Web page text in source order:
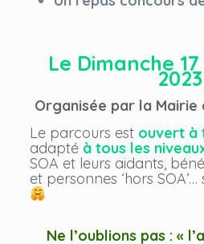
Le Dimanche
2023
Organisée par la Mairie
Le parcours est ouvert à
adapté à tous les
SOA et leurs aidants,
et personnes ‘hors
Ne l’oublions pas : «